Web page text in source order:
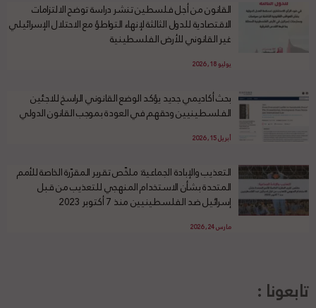
القانون من أجل فلسطين تنشر دراسة توضح الالتزامات
الاقتصادية للدول الثالثة لإنهاء التواطؤ مع الاحتلال الإسرائيلي
غير القانوني للأرض الفلسطينية
يوليو 18, 2026
بحث أكاديمي جديد يؤكد الوضع القانوني الراسخ للاجئين
الفلسطينيين وحقهم في العودة بموجب القانون الدولي
أبريل 15, 2026
التعذيب والإبادة الجماعية: ملخّص تقرير المقرّرة الخاصة للأمم
المتحدة بشأن الاستخدام المنهجي للتعذيب من قبل
إسرائيل ضد الفلسطينيين منذ 7 أكتوبر 2023
مارس 24, 2026
تابعونا :